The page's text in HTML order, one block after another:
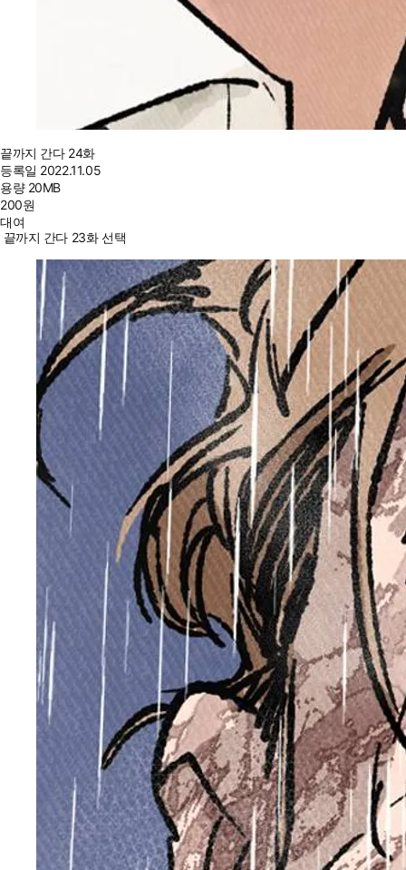
끝까지 간다 24화
등록일 2022.11.05
용량 20MB
200원
대여
끝까지 간다 23화 선택